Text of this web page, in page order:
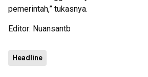
pemerintah,” tukasnya.
Editor: Nuansantb
Headline